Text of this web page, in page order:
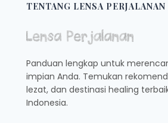
TENTANG LENSA PERJALANAN
Panduan lengkap untuk
impian Anda. Temukan
lezat, dan destinasi healing
Indonesia.